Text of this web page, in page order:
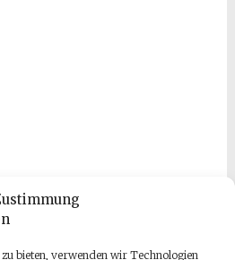
bieten, verwenden wir Technologien